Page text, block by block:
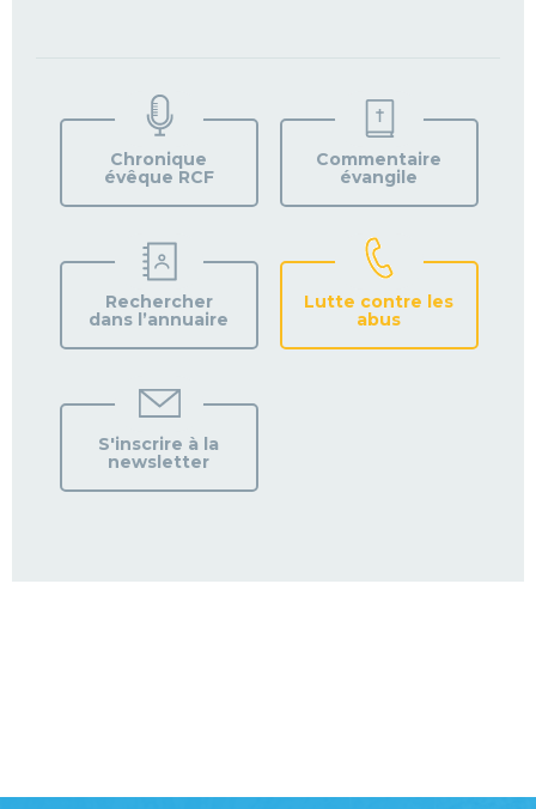
VOTRE
PAROISSE
Chronique
évêque RCF
Commentaire
évangile
Rechercher
dans l’annuaire
Lutte contre les
abus
S'inscrire à la
newsletter